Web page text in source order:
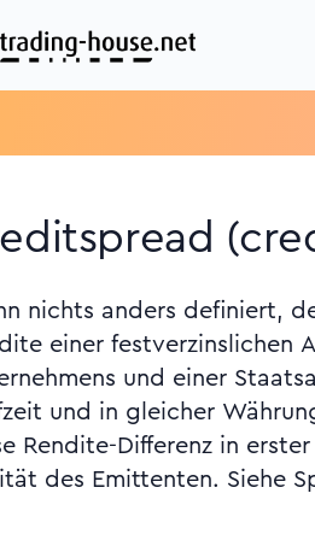
nichts anders definiert,
einer festverzinslichen
und einer
und in gleicher
Rendite-Differenz in
des Emittenten. Siehe
2006 der BaFin,